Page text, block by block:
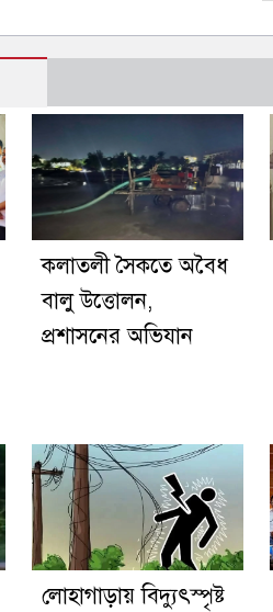
কলাতলী সৈকতে অবৈধ
বালু উত্তোলন,
প্রশাসনের অভিযান
লোহাগাড়ায় বিদ্যুৎস্পৃষ্ট